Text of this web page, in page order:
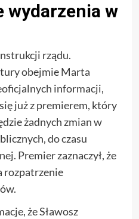
wydarzenia w
rządu.
obejmie Marta
informacji,
już z premierem, który
żadnych zmian w
do czasu
Premier zaznaczył, że
rozpatrzenie
że Sławosz